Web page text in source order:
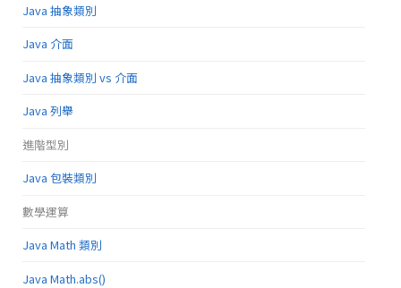
Java 抽象類別
Java 介面
Java 抽象類別 vs 介面
Java 列舉
進階型別
Java 包裝類別
數學運算
Java Math 類別
Java Math.abs()